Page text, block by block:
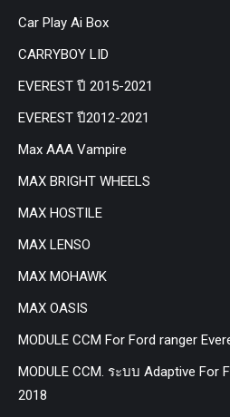
Car Play Ai Box
CARRYBOY LID
EVEREST ปี 2015-2021
EVEREST ปี2012-2021
Max AAA Vampire
MAX BRIGHT WHEELS
MAX HOSTILE
MAX LENSO
MAX MOHAWK
MAX OASIS
MODULE CCM For Ford ranger
MODULE CCM. ระบบ Adaptive For
2018